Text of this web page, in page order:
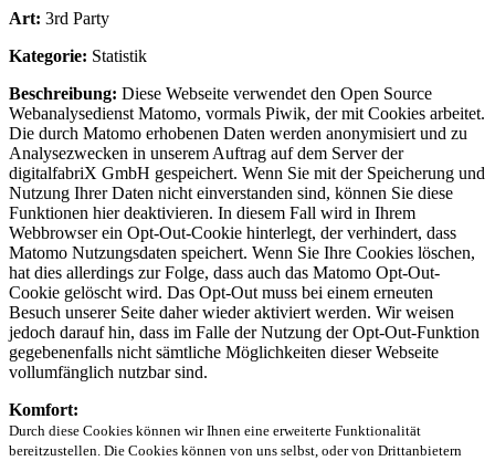
Art: 3rd Party
Kategorie: Statistik
Beschreibung: Diese Webseite verwendet den Open Source
Webanalysedienst Matomo, vormals Piwik, der mit Cookies arbeitet.
Die durch Matomo erhobenen Daten werden anonymisiert und zu
Analysezwecken in unserem Auftrag auf dem Server der
digitalfabriX GmbH gespeichert. Wenn Sie mit der Speicherung und
Nutzung Ihrer Daten nicht einverstanden sind, können Sie diese
Funktionen hier deaktivieren. In diesem Fall wird in Ihrem
Webbrowser ein Opt-Out-Cookie hinterlegt, der verhindert, dass
Matomo Nutzungsdaten speichert. Wenn Sie Ihre Cookies löschen,
hat dies allerdings zur Folge, dass auch das Matomo Opt-Out-
Cookie gelöscht wird. Das Opt-Out muss bei einem erneuten
Besuch unserer Seite daher wieder aktiviert werden. Wir weisen
jedoch darauf hin, dass im Falle der Nutzung der Opt-Out-Funktion
gegebenenfalls nicht sämtliche Möglichkeiten dieser Webseite
vollumfänglich nutzbar sind.
Komfort:
Durch diese Cookies können wir Ihnen eine erweiterte Funktionalität
bereitzustellen. Die Cookies können von uns selbst, oder von Drittanbietern